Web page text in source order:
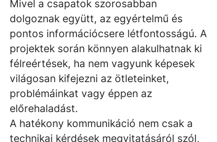
Mivel a csapatok szorosabban
dolgoznak együtt, az egyértelmű és
pontos információcsere létfontosságú. A
projektek során könnyen alakulhatnak ki
félreértések, ha nem vagyunk képesek
világosan kifejezni az ötleteinket,
problémáinkat vagy éppen az
előrehaladást.
A hatékony kommunikáció nem csak a
technikai kérdések megvitatásáról szól,